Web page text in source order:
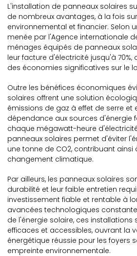
L'installation de panneaux solaires
de nombreux avantages, à la fois
environnemental et financier. Selon
menée par l'Agence internationale
ménages équipés de panneaux
leur facture d'électricité jusqu'à
des économies significatives sur le
Outre les bénéfices économiques
solaires offrent une solution
émissions de gaz à effet de serre et
dépendance aux sources d'énergie
chaque mégawatt-heure
panneaux solaires permet d'éviter
une tonne de CO2, contribuant ainsi
changement climatique.
Par ailleurs, les panneaux solaires
durabilité et leur faible entretien
investissement fiable et rentable à
avancées technologiques
de l'énergie solaire, ces installations
efficaces et accessibles, ouvrant la
énergétique réussie pour les foyers
empreinte environnementale.